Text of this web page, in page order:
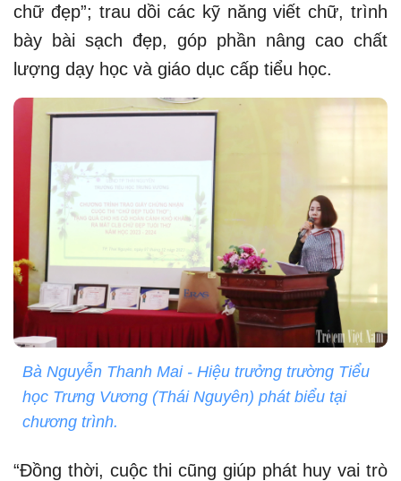
chữ đẹp”; trau dồi các kỹ năng viết chữ, trình
bày bài sạch đẹp, góp phần nâng cao chất
lượng dạy học và giáo dục cấp tiểu học.
Bà Nguyễn Thanh Mai - Hiệu trưởng trường Tiểu
học Trưng Vương (Thái Nguyên) phát biểu tại
chương trình.
“Đồng thời, cuộc thi cũng giúp phát huy vai trò